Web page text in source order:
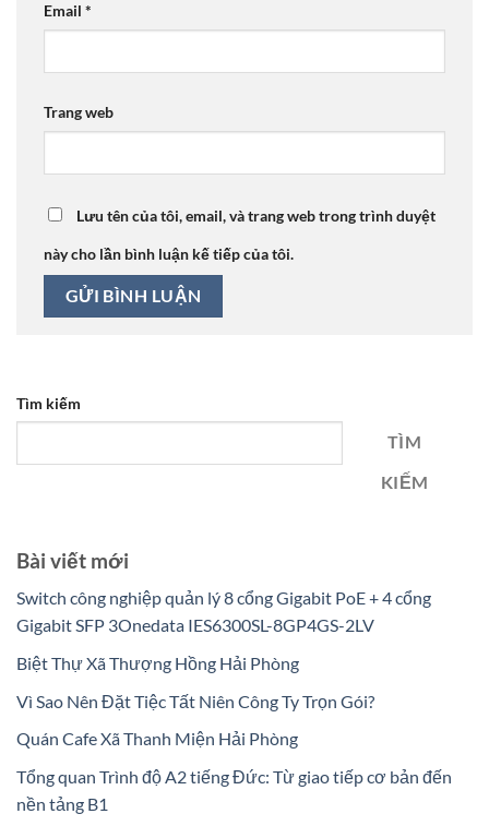
Email *
Trang web
Lưu tên của tôi, email, và trang web trong trình duyệt
này cho lần bình luận kế tiếp của tôi.
Tìm kiếm
TÌM
KIẾM
Bài viết mới
Switch công nghiệp quản lý 8 cổng Gigabit PoE + 4 cổng
Gigabit SFP 3Onedata IES6300SL-8GP4GS-2LV
Biệt Thự Xã Thượng Hồng Hải Phòng
Vì Sao Nên Đặt Tiệc Tất Niên Công Ty Trọn Gói?
Quán Cafe Xã Thanh Miện Hải Phòng
Tổng quan Trình độ A2 tiếng Đức: Từ giao tiếp cơ bản đến
nền tảng B1